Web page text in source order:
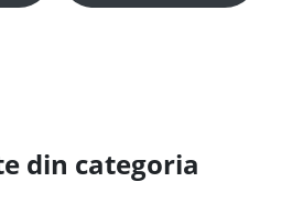
din categoria